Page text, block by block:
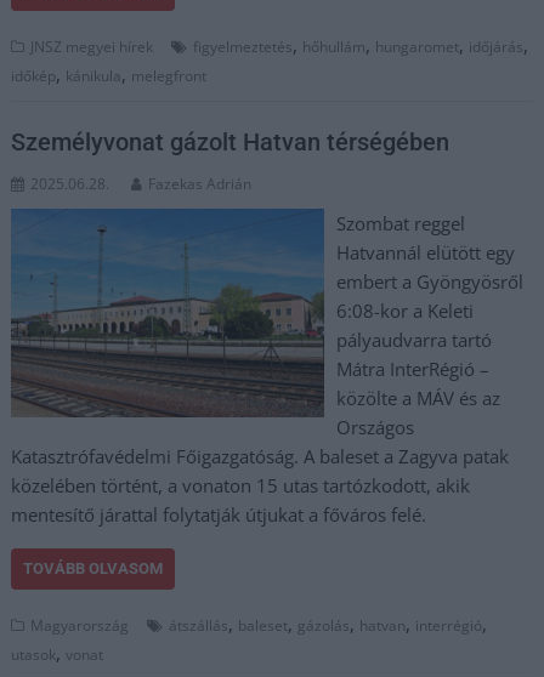
JNSZ megyei hírek figyelmeztetés, hőhullám, hungaromet, időjárás,
időkép, kánikula, melegfront
Személyvonat gázolt Hatvan térségében
2025.06.28. Fazekas Adrián
Szombat reggel
Hatvannál elütött egy
embert a Gyöngyösről
6:08-kor a Keleti
pályaudvarra tartó
Mátra InterRégió –
közölte a MÁV és az
Országos
Katasztrófavédelmi Főigazgatóság. A baleset a Zagyva patak
közelében történt, a vonaton 15 utas tartózkodott, akik
mentesítő járattal folytatják útjukat a főváros felé.
TOVÁBB OLVASOM
Magyarország átszállás, baleset, gázolás, hatvan, interrégió,
utasok,vonat